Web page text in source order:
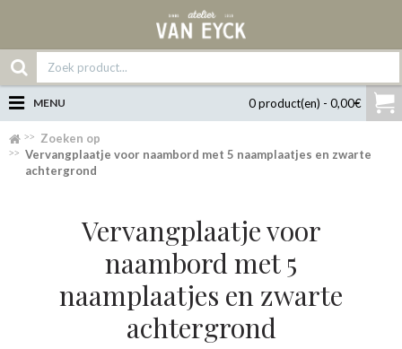
0 product(en) - 0,00€
MENU
Zoeken op
Vervangplaatje voor naambord met 5 naamplaatjes en zwarte
achtergrond
Vervangplaatje voor
naambord met 5
naamplaatjes en zwarte
achtergrond